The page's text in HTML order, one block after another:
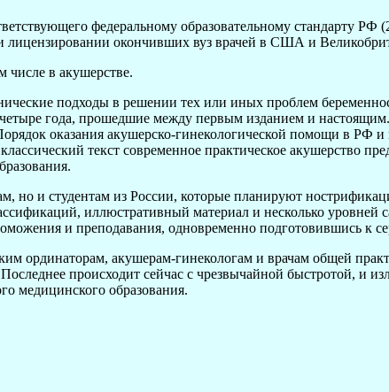
федеральному образовательному стандарту
лицензировании окончивших вуз врачей в США и
числе в акушерстве.
подходы в решении тех или иных проблем
года, прошедшие между первым изданием и
оказания акушерско-гинекологической помощи в РФ
текст современное практическое акушерство
но и студентам из России, которые планируют
иллюстративный материал и несколько уровней
и преподавания, одновременно подготовившись к
ординаторам, акушерам-гинекологам и врачам общей
происходит сейчас с чрезвычайной быстротой, и
медицинского образования.